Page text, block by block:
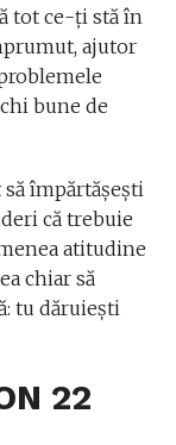
tot ce-ţi stă în
ajutor
bune de
împărtăşeşti
că trebuie
atitudine
chiar să
tu dăruieşti
22